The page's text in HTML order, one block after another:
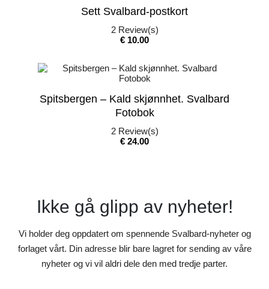
Sett Svalbard-postkort
2Review(s)
Pris
€ 10.00
Spitsbergen – Kald skjønnhet. Svalbard
Fotobok
2Review(s)
Pris
€ 24.00
Ikke gå glipp av nyheter!
Vi holder deg oppdatert om spennende Svalbard-nyheter og
forlaget vårt. Din adresse blir bare lagret for sending av våre
nyheter og vi vil aldri dele den med tredje parter.